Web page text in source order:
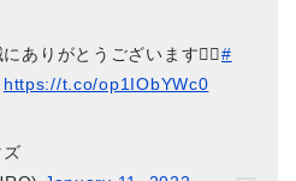
ありがとうございます🙋‍♀️#
https://t.co/op1IObYWc0